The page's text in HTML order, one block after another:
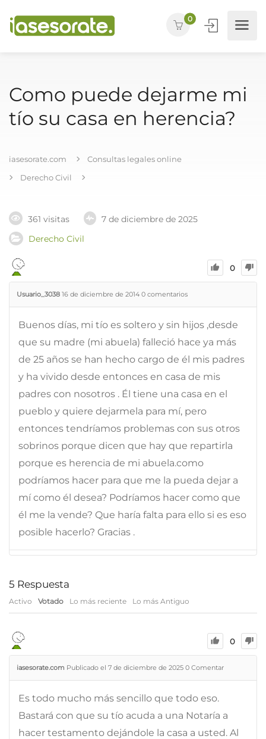
0
Como puede dejarme mi
tío su casa en herencia?
iasesorate.com
Consultas legales online
Derecho Civil
361 visitas
7 de diciembre de 2025
Derecho Civil
0
Usuario_3038 16 de diciembre de 2014 0 comentarios
Buenos días, mi tío es soltero y sin hijos ,desde
que su madre (mi abuela) falleció hace ya más
de 25 años se han hecho cargo de él mis padres
y ha vivido desde entonces en casa de mis
padres con nosotros . Él tiene una casa en el
pueblo y quiere dejarmela para mí, pero
entonces tendríamos problemas con sus otros
sobrinos porque dicen que hay que repartirla
porque es herencia de mi abuela.como
podríamos hacer para que me la pueda dejar a
mí como él desea? Podríamos hacer como que
él me la vende? Que haría falta para ello si es eso
posible hacerlo? Gracias .
5 Respuesta
Activo Votado Lo más reciente Lo más Antiguo
0
iasesorate.com Publicado el 7 de diciembre de 2025 0 Comentar
Es todo mucho más sencillo que todo eso.
Bastará con que su tío acuda a una Notaría a
hacer testamento dejándole la casa a usted. Al